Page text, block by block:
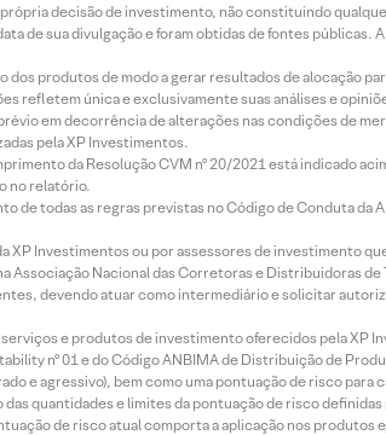
decisão de investimento, não constituindo
de sua divulgação e foram obtidas de fontes
produtos de modo a gerar resultados de alocação
refletem única e exclusivamente suas análises e
em decorrência de alterações nas condições de
pela XP Investimentos.
da Resolução CVM nº 20/2021 está indicado
no relatório.
de todas as regras previstas no Código de Conduta da
Investimentos ou por assessores de investimento
Associação Nacional das Corretoras e Distribuidoras
devendo atuar como intermediário e solicitar
e produtos de investimento oferecidos pela XP
nº 01 e do Código ANBIMA de Distribuição de
e agressivo), bem como uma pontuação de risco
quantidades e limites da pontuação de risco
de risco atual comporta a aplicação nos produtos